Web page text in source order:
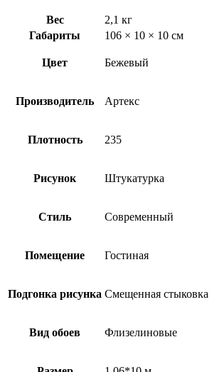
Вес
2,1 кг
Габариты
106 × 10 × 10 см
Цвет Бежевый
Производитель Артекс
Плотность 235
Рисунок Штукатурка
Стиль Современный
Помещение Гостиная
Подгонка рисунка Смещенная стыковка
Вид обоев Флизелиновые